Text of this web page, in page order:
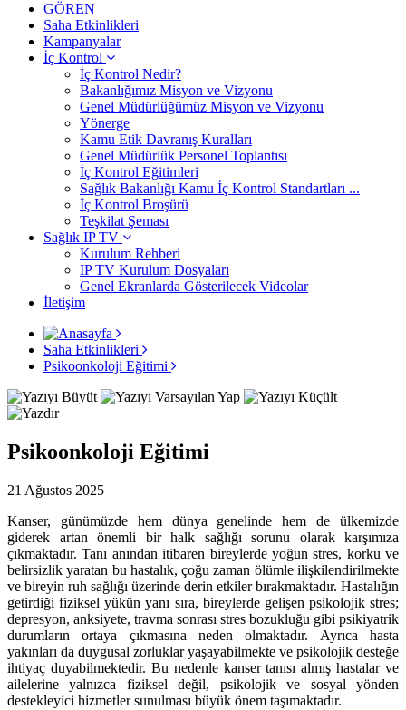
GÖREN
Saha Etkinlikleri
Kampanyalar
İç Kontrol
İç Kontrol Nedir?
Bakanlığımız Misyon ve Vizyonu
Genel Müdürlüğümüz Misyon ve Vizyonu
Yönerge
Kamu Etik Davranış Kuralları
Genel Müdürlük Personel Toplantısı
İç Kontrol Eğitimleri
Sağlık Bakanlığı Kamu İç Kontrol Standartları ...
İç Kontrol Broşürü
Teşkilat Şeması
Sağlık IP TV
Kurulum Rehberi
IP TV Kurulum Dosyaları
Genel Ekranlarda Gösterilecek Videolar
İletişim
Saha Etkinlikleri
Psikoonkoloji Eğitimi
Psikoonkoloji Eğitimi
21 Ağustos 2025
Kanser, günümüzde hem dünya genelinde hem de ülkemizde
giderek artan önemli bir halk sağlığı sorunu olarak karşımıza
çıkmaktadır. Tanı anından itibaren bireylerde yoğun stres, korku ve
belirsizlik yaratan bu hastalık, çoğu zaman ölümle ilişkilendirilmekte
ve bireyin ruh sağlığı üzerinde derin etkiler bırakmaktadır. Hastalığın
getirdiği fiziksel yükün yanı sıra, bireylerde gelişen psikolojik stres;
depresyon, anksiyete, travma sonrası stres bozukluğu gibi psikiyatrik
durumların ortaya çıkmasına neden olmaktadır. Ayrıca hasta
yakınları da duygusal zorluklar yaşayabilmekte ve psikolojik desteğe
ihtiyaç duyabilmektedir. Bu nedenle kanser tanısı almış hastalar ve
ailelerine yalnızca fiziksel değil, psikolojik ve sosyal yönden
destekleyici hizmetler sunulması büyük önem taşımaktadır.